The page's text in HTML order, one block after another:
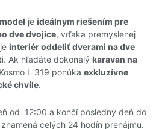
je ideálnym riešením pre
dve dvojice, vďaka premyslenej
interiér oddeliť dverami na dve
. Ak hľadáte dokonalý karavan na
L 319 ponúka exkluzívne
chvíle.
od 12:00 a končí posledný deň do
celých 24 hodín prenájmu.